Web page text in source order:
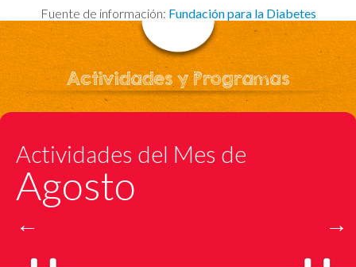
Fuente de información: Fundación para la Diabetes
Actividades y Programas